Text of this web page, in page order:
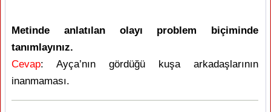
Metinde anlatılan olayı problem biçiminde
tanımlayınız.
Cevap: Ayça’nın gördüğü kuşa arkadaşlarının
inanmaması.